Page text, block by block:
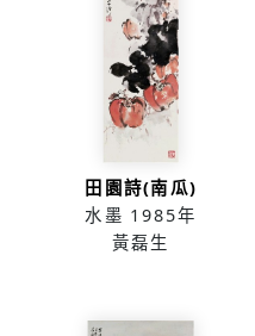
田園詩(南瓜)
水墨 1985年
黃磊生